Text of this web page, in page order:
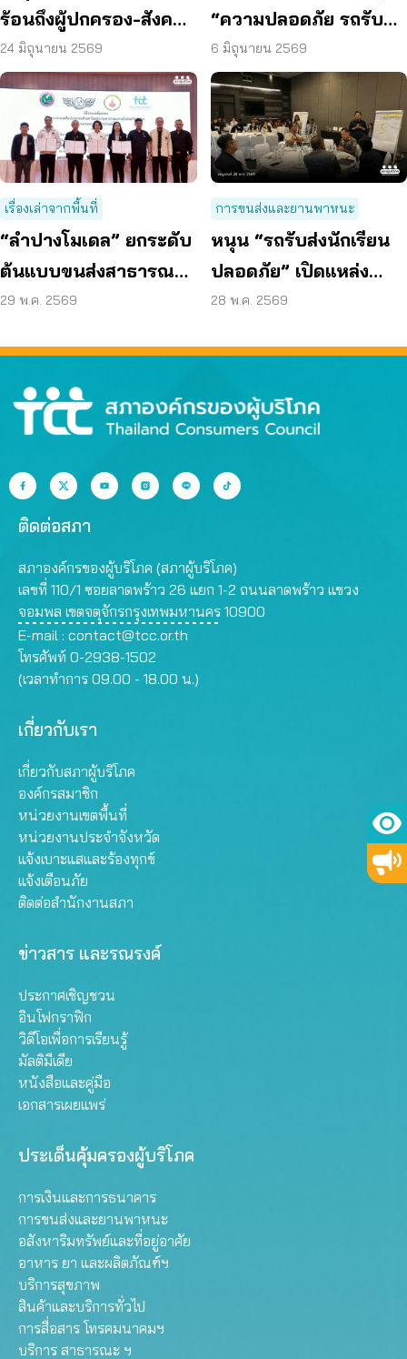
ร้อนถึงผู้ปกครอง-สังคม
เร่งยกระดับความ
ปลอดภัย
24 มิถุนายน 2569
“ความปลอดภัย รถรับส่ง
นักเรียน”
6 มิถุนายน 2569
เรื่องเล่าจากพื้นที่
“ลำปางโมเดล” ยกระดับ
ต้นแบบขนส่งสาธารณะ
ยุคใหม่ ผู้บริโภคจ่ายครึ่ง
29 พ.ค. 2569
การขนส่งและยานพาหนะ
หนุน “รถรับส่งนักเรียน
ปลอดภัย” เปิดแหล่ง
เรียนรู้ต้นแบบ ดัน อปท.
28 พ.ค. 2569
ติดต่อสภา
สภาองค์กรของผู้บริโภค (สภาผู้บริโภค)
เลขที่ 110/1 ซอยลาดพร้าว 26 แยก 1-2 ถนนลาดพร้าว แขวง
จอมพล เขตจตุจักรกรุงเทพมหานคร 10900
E-mail : contact@tcc.or.th
โทรศัพท์ 0-2938-1502
(เวลาทำการ 09.00 - 18.00 น.)
เกี่ยวกับเรา
เกี่ยวกับสภาผู้บริโภค
องค์กรสมาชิก
หน่วยงานเขตพื้นที่
หน่วยงานประจำจังหวัด
แจ้งเบาะแสและร้องทุกข์
แจ้งเตือนภัย
ติดต่อสำนักงานสภา
ข่าวสาร และรณรงค์
ประกาศเชิญชวน
อินโฟกราฟิก
วิดีโอเพื่อการเรียนรู้
มัลติมีเดีย
หนังสือและคู่มือ
เอกสารเผยแพร่
ประเด็นคุ้มครองผู้บริโภค
การเงินและการธนาคาร
การขนส่งและยานพาหนะ
อสังหาริมทรัพย์และที่อยู่อาศัย
อาหาร ยา และผลิตภัณฑ์ฯ
บริการสุขภาพ
สินค้าและบริการทั่วไป
การสื่อสาร โทรคมนาคมฯ
บริการ สาธารณะ ฯ